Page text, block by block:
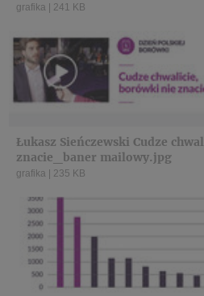
grafika 241 KB
Łukasz Sieńczewski Cudze
znacie_baner mailowy.jpg
grafika 235 KB